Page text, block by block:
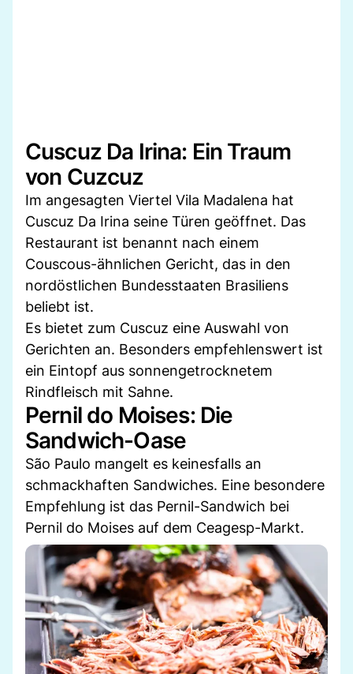
Cuscuz Da Irina: Ein Traum
von Cuzcuz
Im angesagten Viertel Vila Madalena hat
Cuscuz Da Irina seine Türen geöffnet. Das
Restaurant ist benannt nach einem
Couscous-ähnlichen Gericht, das in den
nordöstlichen Bundesstaaten Brasiliens
beliebt ist.
Es bietet zum Cuscuz eine Auswahl von
Gerichten an. Besonders empfehlenswert ist
ein Eintopf aus sonnengetrocknetem
Rindfleisch mit Sahne.
Pernil do Moises: Die
Sandwich-Oase
São Paulo mangelt es keinesfalls an
schmackhaften Sandwiches. Eine besondere
Empfehlung ist das Pernil-Sandwich bei
Pernil do Moises auf dem Ceagesp-Markt.